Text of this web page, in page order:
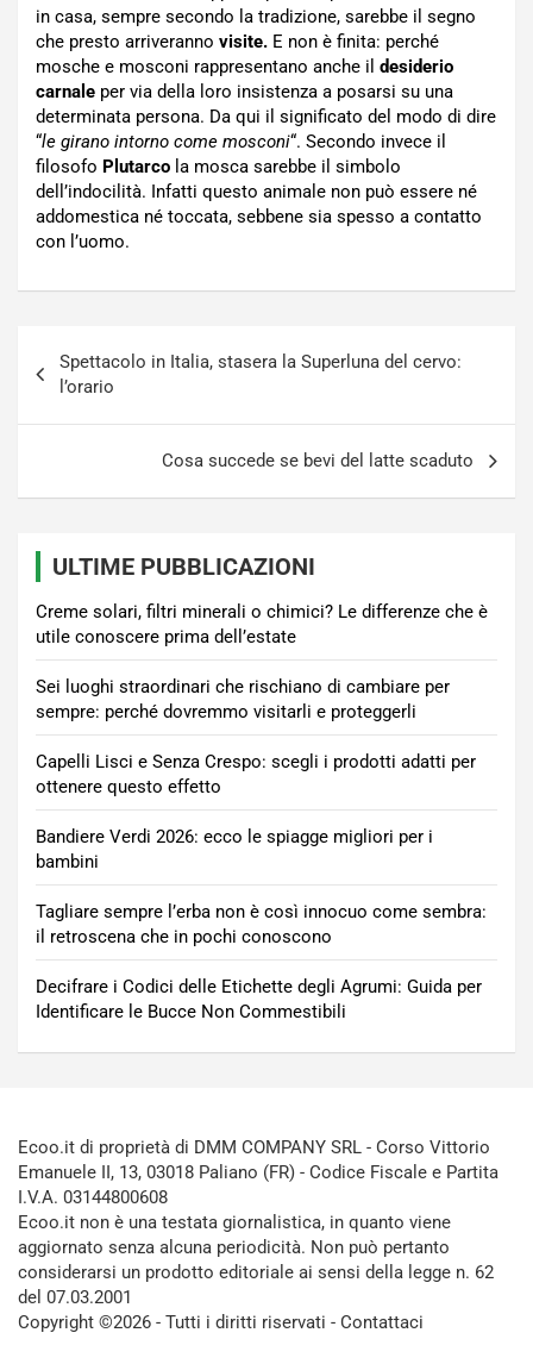
in casa, sempre secondo la tradizione, sarebbe il segno
che presto arriveranno visite. E non è finita: perché
mosche e mosconi rappresentano anche il desiderio
carnale per via della loro insistenza a posarsi su una
determinata persona. Da qui il significato del modo di dire
“le girano intorno come mosconi“. Secondo invece il
filosofo Plutarco la mosca sarebbe il simbolo
dell’indocilità. Infatti questo animale non può essere né
addomestica né toccata, sebbene sia spesso a contatto
con l’uomo.
articoli
Spettacolo in Italia, stasera la Superluna del cervo:
l’orario
Cosa succede se bevi del latte scaduto
ULTIME PUBBLICAZIONI
Creme solari, filtri minerali o chimici? Le differenze che è
utile conoscere prima dell’estate
Sei luoghi straordinari che rischiano di cambiare per
sempre: perché dovremmo visitarli e proteggerli
Capelli Lisci e Senza Crespo: scegli i prodotti adatti per
ottenere questo effetto
Bandiere Verdi 2026: ecco le spiagge migliori per i
bambini
Tagliare sempre l’erba non è così innocuo come sembra:
il retroscena che in pochi conoscono
Decifrare i Codici delle Etichette degli Agrumi: Guida per
Identificare le Bucce Non Commestibili
Ecoo.it di proprietà di DMM COMPANY SRL - Corso Vittorio
Emanuele II, 13, 03018 Paliano (FR) - Codice Fiscale e Partita
I.V.A. 03144800608
Ecoo.it non è una testata giornalistica, in quanto viene
aggiornato senza alcuna periodicità. Non può pertanto
considerarsi un prodotto editoriale ai sensi della legge n. 62
del 07.03.2001
Copyright ©2026 - Tutti i diritti riservati - Contattaci